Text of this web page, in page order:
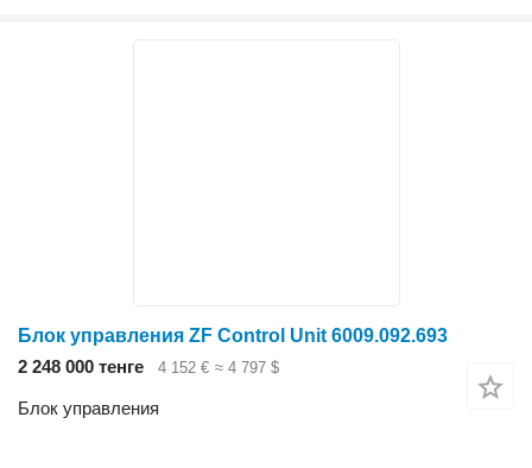
Блок управления ZF Control Unit 6009.092.693
2 248 000 тенге
4 152 € ≈ 4 797 $
Блок управления